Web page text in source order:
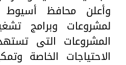
وأعلن محافظ
لمشروعات وبرامج
المشروعات التى
الاحتياجات الخاصة